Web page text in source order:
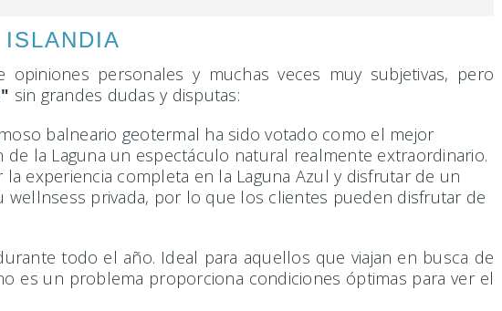
personales y muchas veces muy subjetivas, pero
sin grandes dudas y disputas:
balneario geotermal ha sido votado como el mejor
la Laguna un espectáculo natural realmente extraordinario.
experiencia completa en la Laguna Azul y disfrutar de un
privada, por lo que los clientes pueden disfrutar de
todo el año. Ideal para aquellos que viajan en busca de
es un problema proporciona condiciones óptimas para ver el